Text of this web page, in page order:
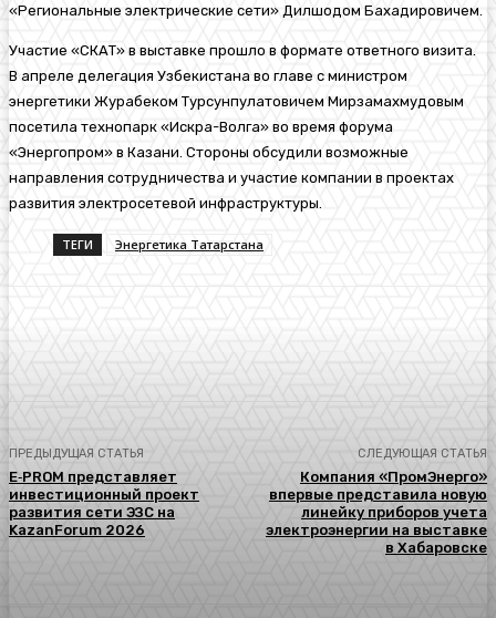
«Региональные электрические сети» Дилшодом Бахадировичем.
Участие «СКАТ» в выставке прошло в формате ответного визита.
В апреле делегация Узбекистана во главе с министром
энергетики Журабеком Турсунпулатовичем Мирзамахмудовым
посетила технопарк «Искра-Волга» во время форума
«Энергопром» в Казани. Стороны обсудили возможные
направления сотрудничества и участие компании в проектах
развития электросетевой инфраструктуры.
ТЕГИ Энергетика Татарстана
ПРЕДЫДУЩАЯ СТАТЬЯ
E‑PROM представляет
инвестиционный проект
развития сети ЭЗС на
KazanForum 2026
СЛЕДУЮЩАЯ СТАТЬЯ
Компания «ПромЭнерго»
впервые представила новую
линейку приборов учета
электроэнергии на выставке
в Хабаровске